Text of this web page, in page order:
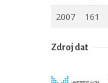
2007
161
Zdroj dat